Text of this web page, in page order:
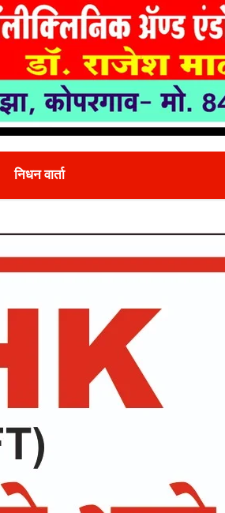
निधन वार्ता